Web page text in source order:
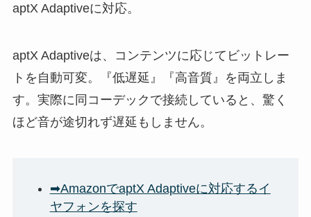
aptX Adaptiveに対応。
aptX Adaptiveは、コンテンツに応じてビットレー
トを自動可変。『低遅延』『高音質』を両立しま
す。実際に同コーデックで接続していると、驚く
ほど音が途切れず遅延もしません。
➡AmazonでaptX Adaptiveに対応するイ
ヤフォンを探す